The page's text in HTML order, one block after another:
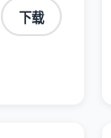
下载